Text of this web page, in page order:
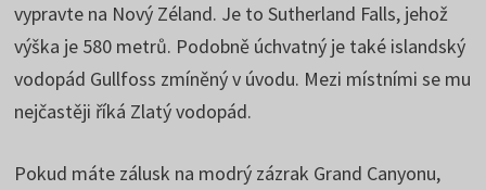
vypravte na Nový Zéland. Je to Sutherland Falls, jehož
výška je 580 metrů. Podobně úchvatný je také islandský
vodopád Gullfoss zmíněný v úvodu. Mezi místními se mu
nejčastěji říká Zlatý vodopád.
Pokud máte zálusk na modrý zázrak Grand Canyonu,